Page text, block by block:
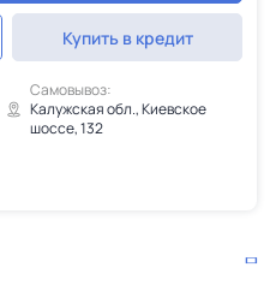
Купить в кредит
Самовывоз:
Калужская обл., Киевское
шоссе, 132